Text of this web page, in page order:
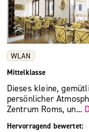
WLAN
Mittelklasse
Dieses kleine,
persönlicher
Zentrum Roms, un...
Hervorragend bewertet: